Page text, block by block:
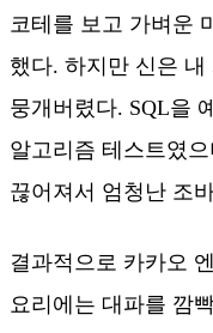
코테를 보고 가벼운
했다. 하지만 신은
뭉개버렸다. SQL을
알고리즘 테스트였
끊어져서 엄청난 조
결과적으로 카카오
요리에는 대파를 깜